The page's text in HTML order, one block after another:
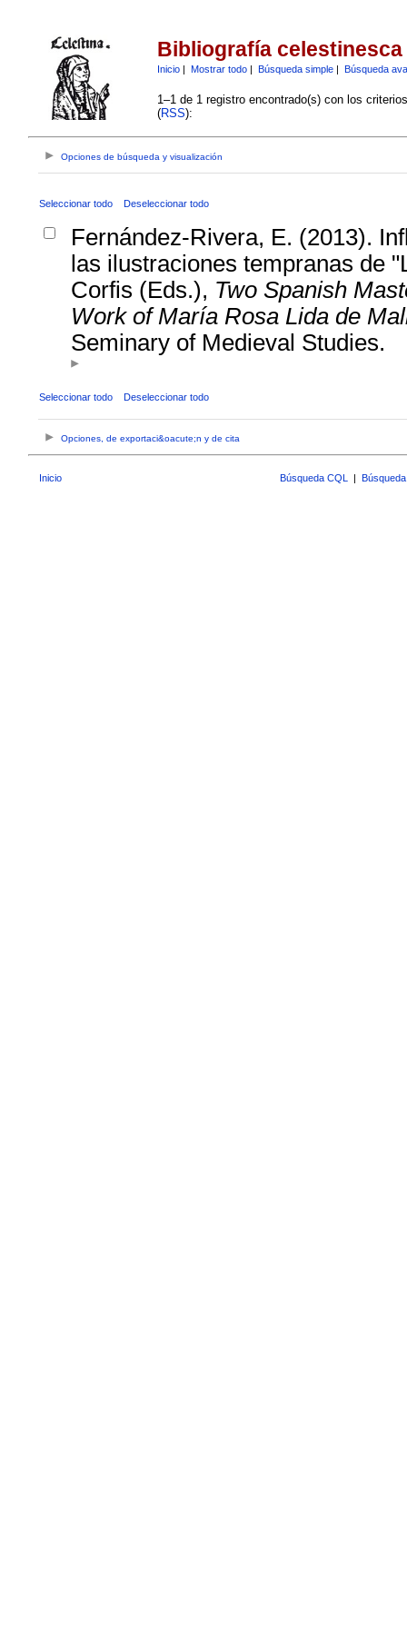
Bibliografía celestinesca
Inicio| Mostrar todo| Búsqueda simple| Búsqueda
1–1 de 1 registro encontrado(s) con los
(RSS):
Opciones de búsqueda y visualización
Seleccionar todo Deseleccionar todo
Fernández-Rivera, E. (2013).
las ilustraciones tempranas de
Corfis (Eds.), Two Spanish
Work of María Rosa Lida de
Seminary of Medieval Studies.
Seleccionar todo Deseleccionar todo
Opciones, de exportaci&oacute;n y de cita
Inicio Búsqueda CQL |